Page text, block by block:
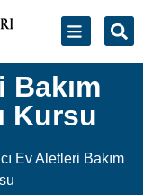
Bakım
Kursu
Ev Aletleri Bakım